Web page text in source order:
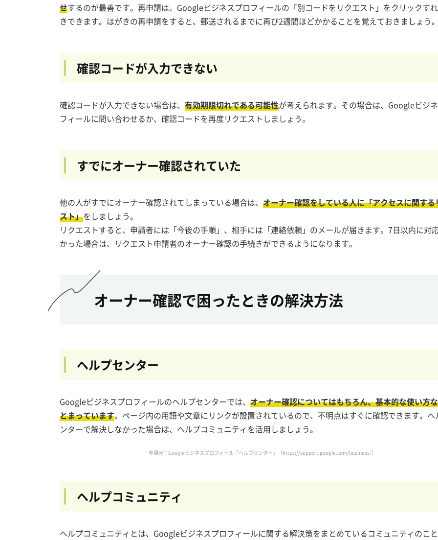
せするのが最善です。再申請は、Googleビジネスプロフィールの「別コードをリクエスト」をクリックす
きできます。はがきの再申請をすると、郵送されるまでに再び2週間ほどかかることを覚えておきましょう
確認コードが入力できない
確認コードが入力できない場合は、 有効期限切れである可能性が考えられます。その場合は、Googleビジ
フィールに問い合わせるか、確認コードを再度リクエストしましょう。
すでにオーナー確認されていた
他の人がすでにオーナー確認されてしまっている場合は、 オーナー確認をしている人に「アクセスに関する
スト」をしましょう。
リクエストすると、申請者には「今後の手順」、相手には「連絡依頼」のメールが届きます。7日以内に対
かった場合は、リクエスト申請者のオーナー確認の手続きができるようになります。
オーナー確認で困ったときの解決方法
ヘルプセンター
Googleビジネスプロフィールのヘルプセンターでは、 オーナー確認についてはもちろん、基本的な使い方
とまっています。ページ内の用語や文章にリンクが設置されているので、不明点はすぐに確認できます。ヘ
ンターで解決しなかった場合は、ヘルプコミュニティを活用しましょう。
参照元：Googleビジネスプロフィール「ヘルプセンター」（https://support.google.com/business/）
ヘルプコミュニティ
ヘルプコミュニティとは、Googleビジネスプロフィールに関する解決策をまとめているコミュニティのこ